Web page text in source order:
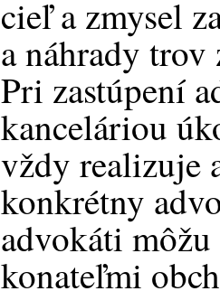
cieľ a zmysel
a náhrady trov
Pri zastúpení
kanceláriou
vždy realizuje
konkrétny
advokáti
konateľmi